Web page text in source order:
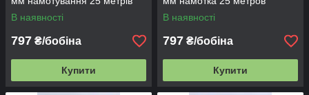
В наявності
797 ₴/бобіна
Купити
В наявності
797 ₴/бобіна
Купити